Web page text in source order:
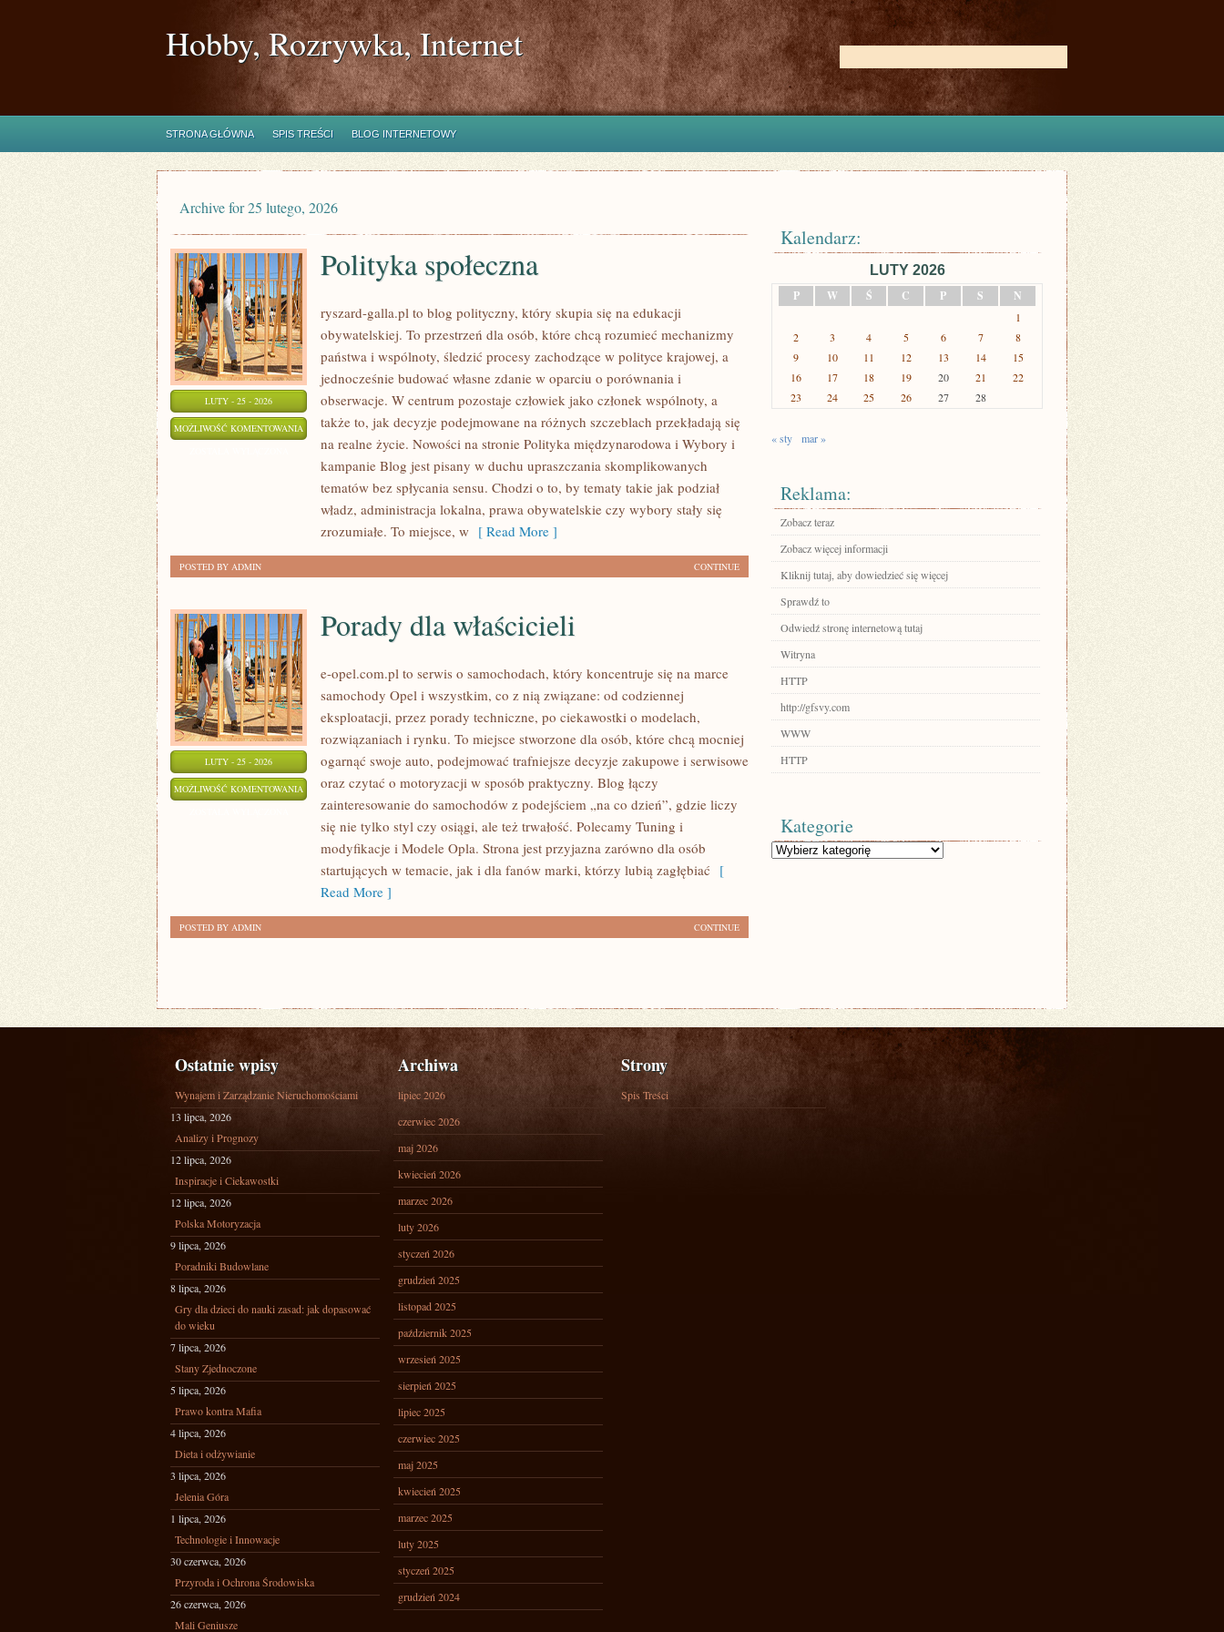
Hobby, Rozrywka, Internet
STRONA GŁÓWNA SPIS TREŚCI BLOG INTERNETOWY
Archive for 25 lutego, 2026
LUTY - 25 - 2026
MOŻLIWOŚĆ KOMENTOWANIA POLITYKA
SPOŁECZNA
Polityka społeczna
ryszard-galla.pl to blog polityczny, który skupia się na edukacji
obywatelskiej. To przestrzeń dla osób, które chcą rozumieć mechanizmy
państwa i wspólnoty, śledzić procesy zachodzące w polityce krajowej, a
jednocześnie budować własne zdanie w oparciu o porównania i
obserwacje. W centrum pozostaje człowiek jako członek wspólnoty, a
także to, jak decyzje podejmowane na różnych szczeblach przekładają się
na realne życie. Nowości na stronie Polityka międzynarodowa i Wybory i
kampanie Blog jest pisany w duchu upraszczania skomplikowanych
tematów bez spłycania sensu. Chodzi o to, by tematy takie jak podział
władz, administracja lokalna, prawa obywatelskie czy wybory stały się
zrozumiałe. To miejsce, w [ Read More ]
CONTINUE
POSTED BY ADMIN
LUTY - 25 - 2026
MOŻLIWOŚĆ KOMENTOWANIA PORADY
WŁAŚCICIELI
Porady dla właścicieli
e-opel.com.pl to serwis o samochodach, który koncentruje się na marce
samochody Opel i wszystkim, co z nią związane: od codziennej
eksploatacji, przez porady techniczne, po ciekawostki o modelach,
rozwiązaniach i rynku. To miejsce stworzone dla osób, które chcą mocniej
ogarnąć swoje auto, podejmować trafniejsze decyzje zakupowe i serwisowe
oraz czytać o motoryzacji w sposób praktyczny. Blog łączy
zainteresowanie do samochodów z podejściem „na co dzień”, gdzie liczy
się nie tylko styl czy osiągi, ale też trwałość. Polecamy Tuning i
modyfikacje i Modele Opla. Strona jest przyjazna zarówno dla osób
startujących w temacie, jak i dla fanów marki, którzy lubią zagłębiać [
Read More ]
CONTINUE
POSTED BY ADMIN
Kalendarz:
LUTY 2026
P
W Ś C P S N
1
2
3 4 5 6 7
8
9
10 11 12 13 14
15
16
17 18 19 20 21
22
23
24 25 26 27 28
« sty mar »
Reklama:
Zobacz teraz
Zobacz więcej informacji
Kliknij tutaj, aby dowiedzieć się więcej
Sprawdź to
Odwiedź stronę internetową tutaj
Witryna
HTTP
http://gfsvy.com
WWW
HTTP
Kategorie
Kategorie
Ostatnie wpisy
Wynajem i Zarządzanie Nieruchomościami
13 lipca, 2026
Analizy i Prognozy
12 lipca, 2026
Inspiracje i Ciekawostki
12 lipca, 2026
Polska Motoryzacja
9 lipca, 2026
Poradniki Budowlane
8 lipca, 2026
Gry dla dzieci do nauki zasad: jak dopasować
do wieku
7 lipca, 2026
Stany Zjednoczone
5 lipca, 2026
Prawo kontra Mafia
4 lipca, 2026
Dieta i odżywianie
3 lipca, 2026
Jelenia Góra
1 lipca, 2026
Technologie i Innowacje
30 czerwca, 2026
Przyroda i Ochrona Środowiska
26 czerwca, 2026
Mali Geniusze
Archiwa
lipiec 2026
czerwiec 2026
maj 2026
kwiecień 2026
marzec 2026
luty 2026
styczeń 2026
grudzień 2025
listopad 2025
październik 2025
wrzesień 2025
sierpień 2025
lipiec 2025
czerwiec 2025
maj 2025
kwiecień 2025
marzec 2025
luty 2025
styczeń 2025
grudzień 2024
Strony
Spis Treści